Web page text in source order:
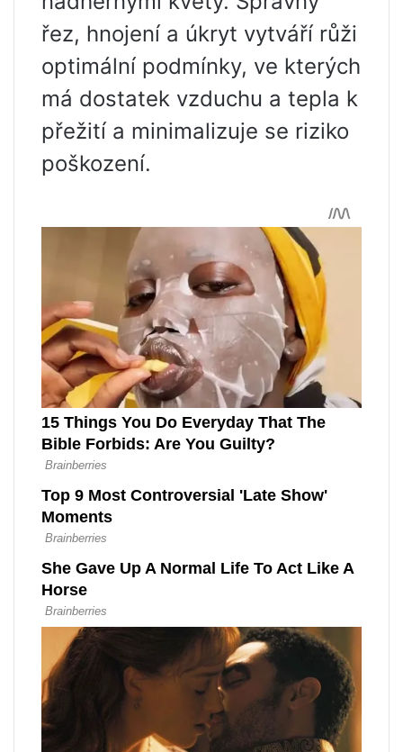
řez, hnojení a úkryt vytváří růži
optimální podmínky, ve kterých
má dostatek vzduchu a tepla k
přežití a minimalizuje se riziko
poškození.